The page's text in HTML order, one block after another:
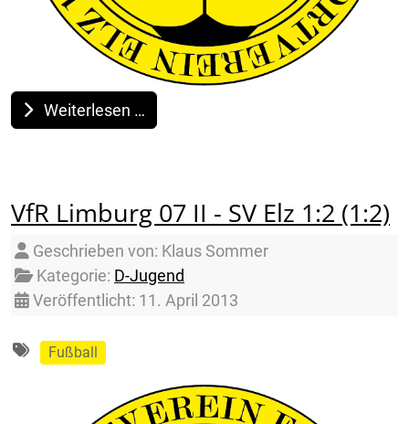
Weiterlesen …
VfR Limburg 07 II - SV Elz 1:2 (1:2)
Details
Geschrieben von: Klaus Sommer
Kategorie: D-Jugend
Veröffentlicht: 11. April 2013
Fußball